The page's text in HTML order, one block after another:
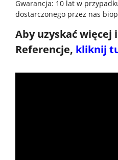
Gwarancja: 10 lat w
dostarczonego przez nas
Aby uzyskać więcej
Referencje, kliknij